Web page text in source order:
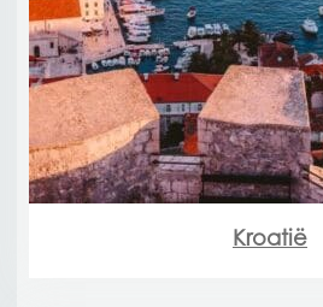
Kroatië